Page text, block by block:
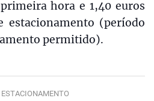
hora e 1,40 euros
estacionamento (período
permitido).
ESTACIONAMENTO